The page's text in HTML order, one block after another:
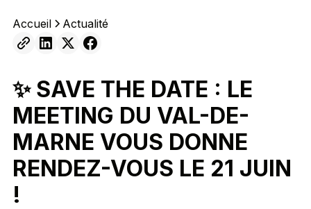
Accueil Actualité
✨ SAVE THE DATE : LE
MEETING DU VAL-DE-
MARNE VOUS DONNE
RENDEZ-VOUS LE 21 JUIN
!